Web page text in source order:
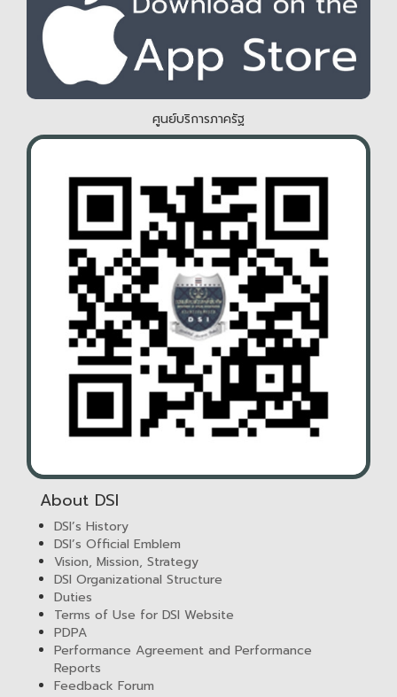
ศูนย์บริการภาครัฐ
About DSI
DSI’s History
DSI’s Official Emblem
Vision, Mission, Strategy
DSI Organizational Structure
Duties
Terms of Use for DSI Website
PDPA
Performance Agreement and Performance
Reports
Feedback Forum